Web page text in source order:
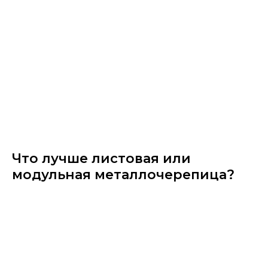
Что лучше листовая или
модульная металлочерепица?